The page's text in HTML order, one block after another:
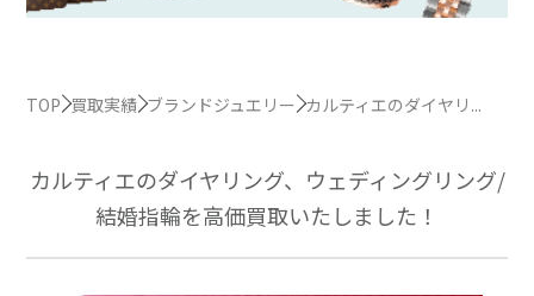
TOP 買取実績 ブランドジュエリー カルティエのダイヤリ...
カルティエのダイヤリング、ウェディングリング/
結婚指輪を高価買取いたしました！